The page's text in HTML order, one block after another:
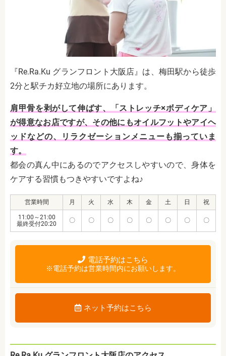
『Re.Ra.Ku グランフロント大阪店』は、梅田駅から徒歩
2分と駅チカ好立地の場所にあります。
肩甲骨を剥がして伸ばす、「ストレッチ×ボディケア」
が得意なお店ですが、その他にもオイルフットやアイヘ
ッドなどの、リラクゼーションメニューも揃っていま
す。
都会の真ん中にあるのでアクセスしやすいので、身体を
ケアする習慣もつきやすいですよね♪
営業時間 月 火 水 木 金 土 日 祝
11:00～21:00
最終受付20:20
〇 〇 〇 〇 〇 〇 〇 〇
電話予約はこちら
※電話予約は営業時間内にお願いします。
ネット予約はこちら